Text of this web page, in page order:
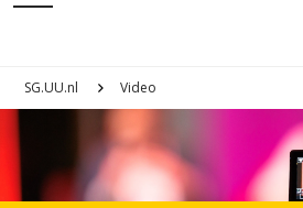
SG.UU.nl Video